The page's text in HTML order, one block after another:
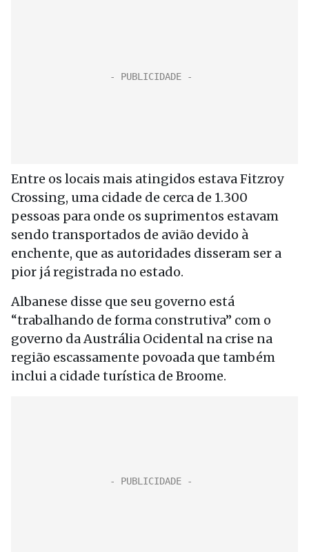
Entre os locais mais atingidos estava Fitzroy
Crossing, uma cidade de cerca de 1.300
pessoas para onde os suprimentos estavam
sendo transportados de avião devido à
enchente, que as autoridades disseram ser a
pior já registrada no estado.
Albanese disse que seu governo está
“trabalhando de forma construtiva” com o
governo da Austrália Ocidental na crise na
região escassamente povoada que também
inclui a cidade turística de Broome.